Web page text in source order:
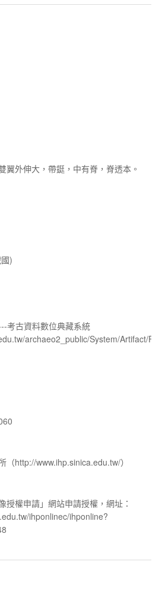
翼外伸大，帶鋌，中有脊，脊透本。
)
考古資料數位典藏系統
archaeo2_public/System/Artifact/
（http://www.ihp.sinica.edu.tw/）
授權申請」網站申請授權，網址：
ihponlinec/ihponline?